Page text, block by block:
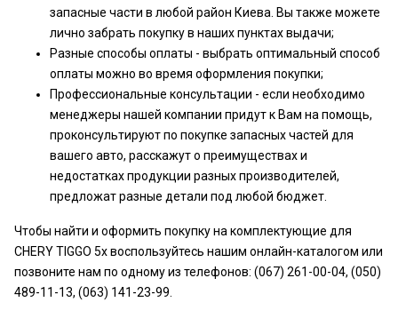
запасные части в любой район Киева. Вы также можете
лично забрать покупку в наших пунктах выдачи;
Разные способы оплаты - выбрать оптимальный способ
оплаты можно во время оформления покупки;
Профессиональные консультации - если необходимо
менеджеры нашей компании придут к Вам на помощь,
проконсультируют по покупке запасных частей для
вашего авто, расскажут о преимуществах и
недостатках продукции разных производителей,
предложат разные детали под любой бюджет.
Чтобы найти и оформить покупку на комплектующие для
CHERY TIGGO 5x воспользуйтесь нашим онлайн-каталогом или
позвоните нам по одному из телефонов: (067) 261-00-04, (050)
489-11-13, (063) 141-23-99.